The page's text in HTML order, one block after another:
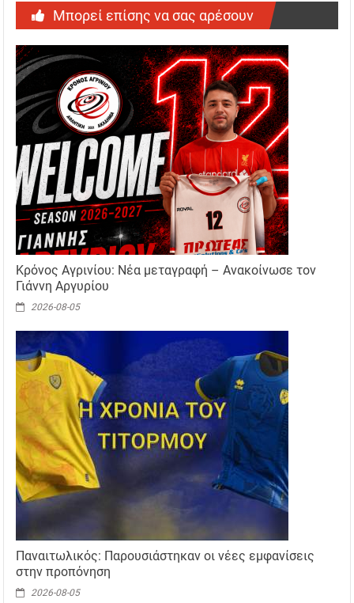
Μπορεί επίσης να σας αρέσουν
Κρόνος Αγρινίου: Νέα μεταγραφή – Ανακοίνωσε τον
Γιάννη Αργυρίου
2026-08-05
Παναιτωλικός: Παρουσιάστηκαν οι νέες εμφανίσεις
στην προπόνηση
2026-08-05